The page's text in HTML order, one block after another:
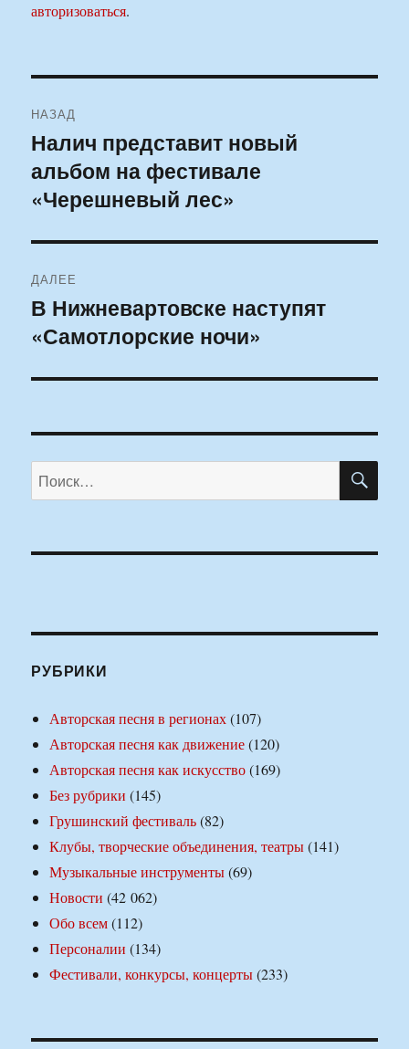
авторизоваться.
по
записям
НАЗАД
Предыдущая
запись:
Налич представит новый
альбом на фестивале
«Черешневый лес»
ДАЛЕЕ
Следующая
запись:
В Нижневартовске наступят
«Самотлорские ночи»
Искать:
РУБРИКИ
Авторская песня в регионах(107)
Авторская песня как движение(120)
Авторская песня как искусство(169)
Без рубрики (145)
Грушинский фестиваль(82)
Клубы, творческие объединения, театры(141)
Музыкальные инструменты(69)
Новости (42 062)
Обо всем(112)
Персоналии (134)
Фестивали, конкурсы, концерты(233)